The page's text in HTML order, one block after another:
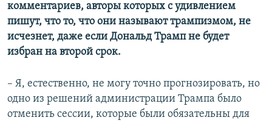
комментариев, авторы которых с удивлением
пишут, что то, что они называют трампизмом, не
исчезнет, даже если Дональд Трамп не будет
избран на второй срок.
– Я, естественно, не могу точно прогнозировать, но
одно из решений администрации Трампа было
отменить сессии, которые были обязательны для